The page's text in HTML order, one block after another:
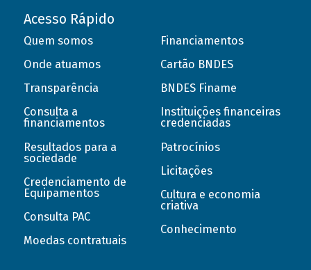
Acesso Rápido
Quem somos
Onde atuamos
Transparência
Consulta a
financiamentos
Resultados para a
sociedade
Credenciamento de
Equipamentos
Consulta PAC
Moedas contratuais
Financiamentos
Cartão BNDES
BNDES Finame
Instituições financeiras
credenciadas
Patrocínios
Licitações
Cultura e economia
criativa
Conhecimento